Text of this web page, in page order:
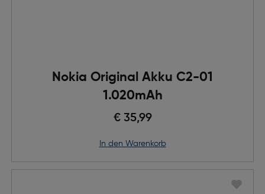
Nokia Original Akku C2-01
1.020mAh
€ 35,99
in den Warenkorb